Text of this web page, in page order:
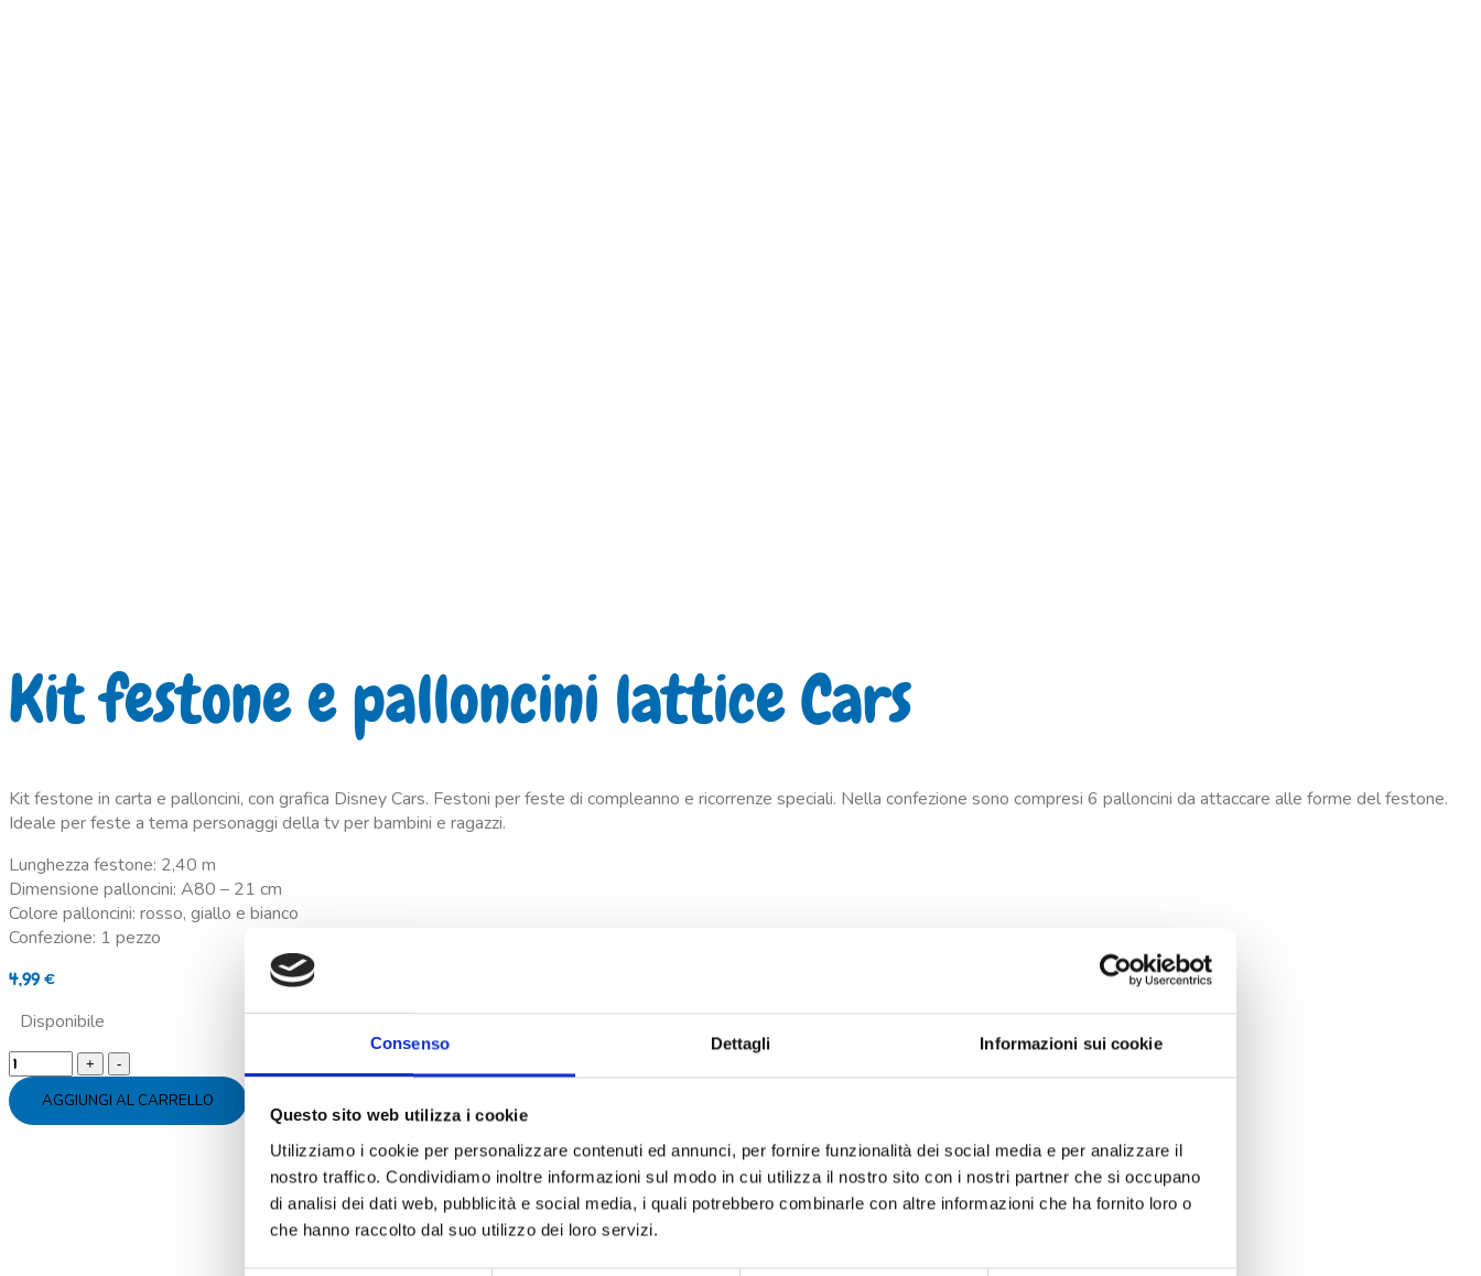
Consenso Dettagli Informazioni sui cookie
Questo sito web utilizza i cookie
Utilizziamo i cookie per personalizzare contenuti ed annunci, per fornire funzionalità dei social media e per analizzare il
nostro traffico. Condividiamo inoltre informazioni sul modo in cui utilizza il nostro sito con i nostri partner che si occupano
di analisi dei dati web, pubblicità e social media, i quali potrebbero combinarle con altre informazioni che ha fornito loro o
che hanno raccolto dal suo utilizzo dei loro servizi.
Kit festone e palloncini lattice Cars
Kit festone in carta e palloncini, con grafica Disney Cars. Festoni per feste di compleanno e ricorrenze speciali. Nella confezione sono compresi 6 palloncini da attaccare alle forme del festone.
Ideale per feste a tema personaggi della tv per bambini e ragazzi.
Lunghezza festone: 2,40 m
Dimensione palloncini: A80 – 21 cm
Colore palloncini: rosso, giallo e bianco
Confezione: 1 pezzo
4,99€
Disponibile
Kit
festone
e
AGGIUNGI AL CARRELLO